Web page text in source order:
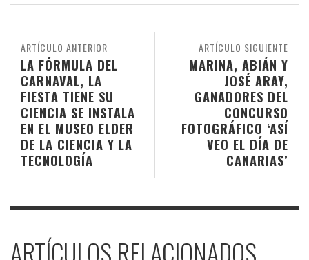
ARTÍCULO SIGUIENTE
MARINA, ABIÁN Y
JOSÉ ARAY,
GANADORES DEL
CONCURSO
FOTOGRÁFICO ‘ASÍ
VEO EL DÍA DE
CANARIAS’
ARTÍCULO ANTERIOR
LA FÓRMULA DEL
CARNAVAL, LA
FIESTA TIENE SU
CIENCIA SE INSTALA
EN EL MUSEO ELDER
DE LA CIENCIA Y LA
TECNOLOGÍA
ARTÍCULOS RELACIONADOS